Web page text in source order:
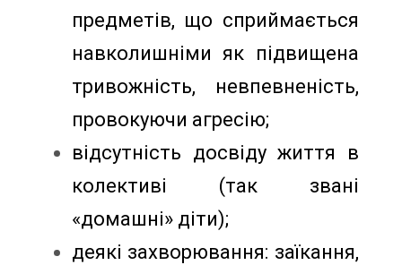
предметів, що сприймається
навколишніми як підвищена
тривожність, невпевненість,
провокуючи агресію;
відсутність досвіду життя в
колективі (так звані
«домашні» діти);
деякі захворювання: заїкання,